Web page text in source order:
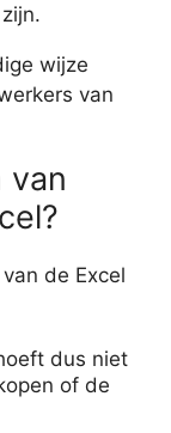
wijze
van
van
de Excel
dus niet
of de